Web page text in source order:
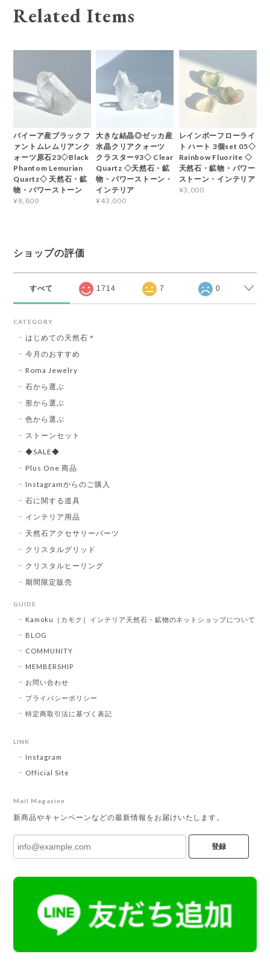
Related Items
バイーア産ブラックフ
ァントムレムリアンク
ォーツ原石23◇Black
Phantom Lemurian
Quartz◇ 天然石・鉱
物・パワーストーン
¥8,800
大きな結晶◎ゼッカ産
水晶クリアクォーツ
クラスター93◇ Clear
Quartz ◇天然石・鉱
物・パワーストーン・
インテリア
¥43,000
レインボーフローライ
ト ハート 3個set 05◇
Rainbow Fluorite ◇
天然石・鉱物・パワー
ストーン・インテリア
¥3,000
ショップの評価
すべて 1714 7 0
CATEGORY
はじめての天然石＊
今月のおすすめ
Roma Jewelry
石から選ぶ
形から選ぶ
色から選ぶ
ストーンセット
◆SALE◆
Plus One 商品
Instagramからのご購入
石に関する道具
インテリア用品
天然石アクセサリーパーツ
クリスタルグリッド
クリスタルヒーリング
期間限定販売
GUIDE
Kamoku［カモク］インテリア天然石・鉱物のネットショップについて
BLOG
COMMUNITY
MEMBERSHIP
お問い合わせ
プライバシーポリシー
特定商取引法に基づく表記
LINK
Instagram
Official Site
Mail Magazine
新商品やキャンペーンなどの最新情報をお届けいたします。
登録